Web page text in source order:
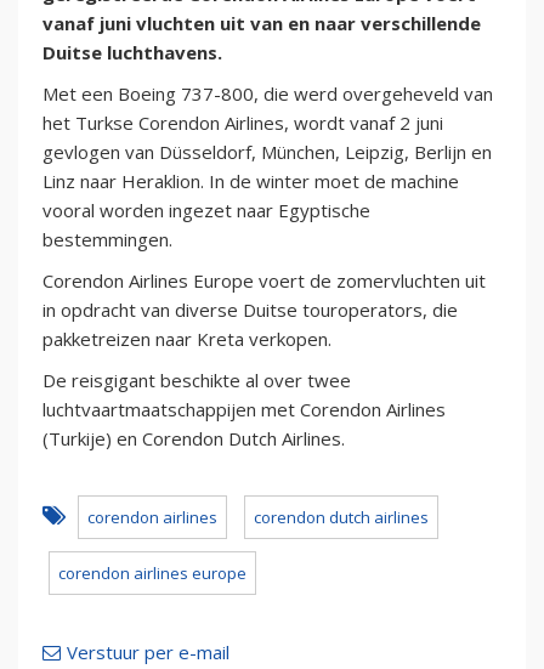
vanaf juni vluchten uit van en naar verschillende
Duitse luchthavens.
Met een Boeing 737-800, die werd overgeheveld van
het Turkse Corendon Airlines, wordt vanaf 2 juni
gevlogen van Düsseldorf, München, Leipzig, Berlijn en
Linz naar Heraklion. In de winter moet de machine
vooral worden ingezet naar Egyptische
bestemmingen.
Corendon Airlines Europe voert de zomervluchten uit
in opdracht van diverse Duitse touroperators, die
pakketreizen naar Kreta verkopen.
De reisgigant beschikte al over twee
luchtvaartmaatschappijen met Corendon Airlines
(Turkije) en Corendon Dutch Airlines.
corendon airlines corendon dutch airlines
corendon airlines europe
Verstuur per e-mail